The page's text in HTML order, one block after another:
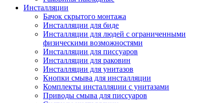
Инсталляции
Бачок скрытого монтажа
Инсталляции для биде
Инсталляции для людей с ограниченными
физическими возможностями
Инсталляции для писсуаров
Инсталляции для раковин
Инсталляции для унитазов
Кнопки смыва для инсталляции
Комплекты инсталляции с унитазами
Приводы смыва для писсуаров